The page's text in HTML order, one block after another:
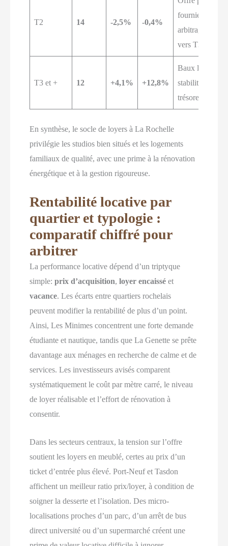
T2 14 -2,5% -0,4%
fournie,
arbitrage
vers T3
T3 et + 12 +4,1% +12,8%
Baux longs,
stabilité de la
trésorerie
En synthèse, le socle de loyers à La Rochelle
privilégie les studios bien situés et les logements
familiaux de qualité, avec une prime à la rénovation
énergétique et à la gestion rigoureuse.
Rentabilité locative par
quartier et typologie :
comparatif chiffré pour
arbitrer
La performance locative dépend d’un triptyque
simple:prix d’acquisition,loyer encaissé et
vacance. Les écarts entre quartiers rochelais
peuvent modifier la rentabilité de plus d’un point.
Ainsi, Les Minimes concentrent une forte demande
étudiante et nautique, tandis que La Genette se prête
davantage aux ménages en recherche de calme et de
services. Les investisseurs avisés comparent
systématiquement le coût par mètre carré, le niveau
de loyer réalisable et l’effort de rénovation à
consentir.
Dans les secteurs centraux, la tension sur l’offre
soutient les loyers en meublé, certes au prix d’un
ticket d’entrée plus élevé. Port-Neuf et Tasdon
affichent un meilleur ratio prix/loyer, à condition de
soigner la desserte et l’isolation. Des micro-
localisations proches d’un parc, d’un arrêt de bus
direct université ou d’un supermarché créent une